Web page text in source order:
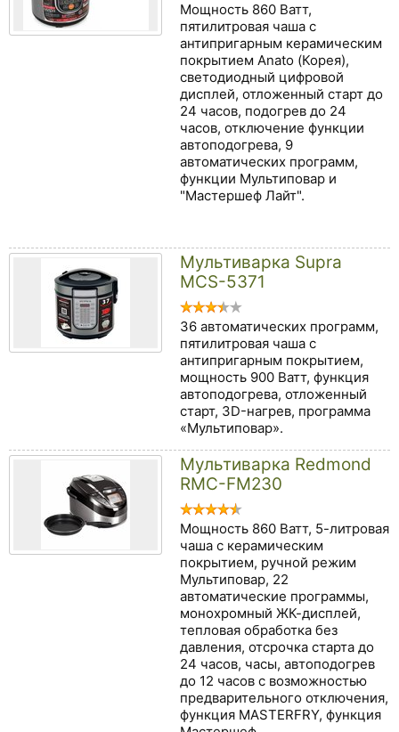
Мощность 860 Ватт,
пятилитровая чаша с
антипригарным керамическим
покрытием Anato (Корея),
светодиодный цифровой
дисплей, отложенный старт до
24 часов, подогрев до 24
часов, отключение функции
автоподогрева, 9
автоматических программ,
функции Мультиповар и
"Мастершеф Лайт".
Мультиварка Supra
MCS-5371
36 автоматических программ,
пятилитровая чаша с
антипригарным покрытием,
мощность 900 Ватт, функция
автоподогрева, отложенный
старт, 3D-нагрев, программа
«Мультиповар».
Мультиварка Redmond
RMC-FM230
Мощность 860 Ватт, 5-литровая
чаша с керамическим
покрытием, ручной режим
Мультиповар, 22
автоматические программы,
монохромный ЖК-дисплей,
тепловая обработка без
давления, отсрочка старта до
24 часов, часы, автоподогрев
до 12 часов с возможностью
предварительного отключения,
функция MASTERFRY, функция